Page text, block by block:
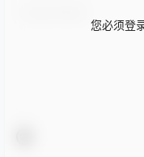
您必须登